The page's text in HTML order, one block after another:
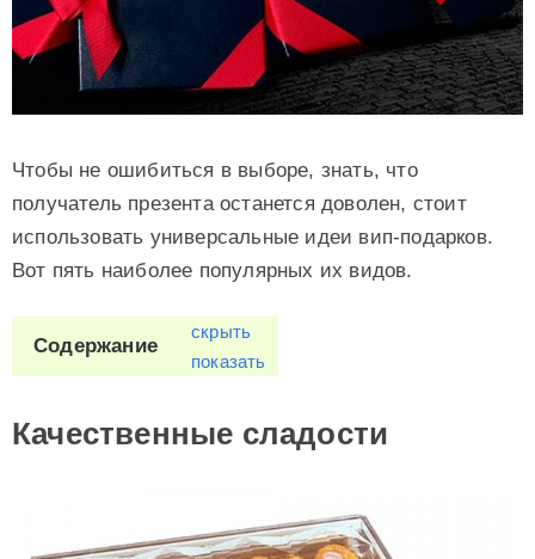
Чтобы не ошибиться в выборе, знать, что
получатель презента останется доволен, стоит
использовать универсальные идеи вип-подарков.
Вот пять наиболее популярных их видов.
Содержание
скрыть
показать
Качественные сладости